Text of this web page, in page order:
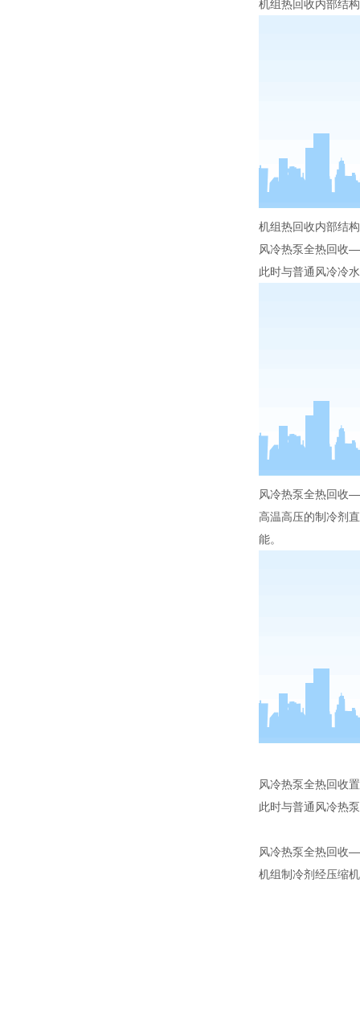
机组热回收内部结
机组热回收内部结
风冷热泵全热回收
此时与普通风冷冷
风冷热泵全热回收
高温高压的制冷剂
能。
风冷热泵全热回收
此时与普通风冷热
风冷热泵全热回收
机组制冷剂经压缩